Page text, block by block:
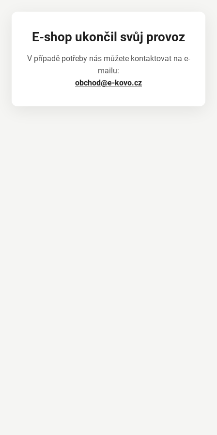
E-shop ukončil svůj provoz
V případě potřeby nás můžete kontaktovat na e-
mailu:
obchod@e-kovo.cz